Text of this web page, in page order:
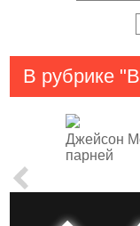
В рубрике
Джейсон
парней